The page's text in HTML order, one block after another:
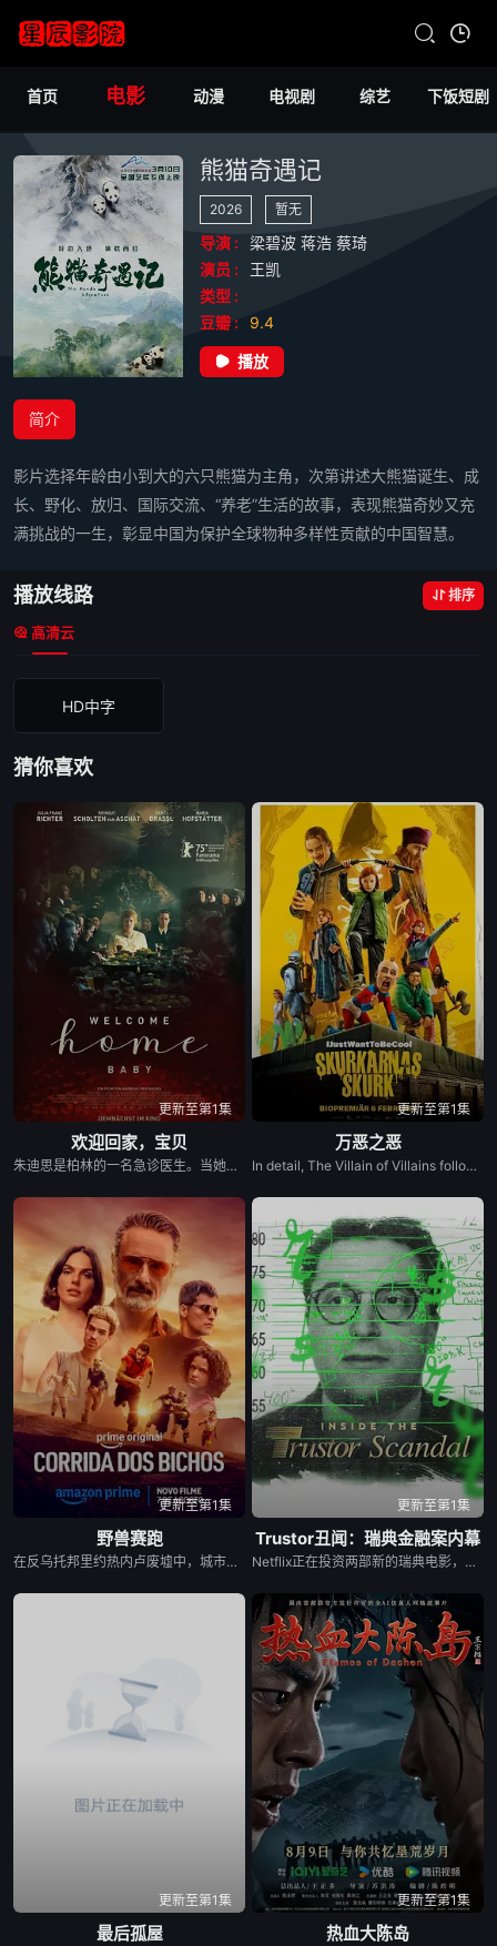
首页 电影 动漫 电视剧 综艺 下饭短剧
熊猫奇遇记
2026 暂无
导演 : 梁碧波 蒋浩 蔡琦
演员 :
王凯
类型 :
豆瓣 :
9.4
播放
简介
影片选择年龄由小到大的六只熊猫为主角，次第讲述大熊猫诞生、成
长、野化、放归、国际交流、“养老”生活的故事，表现熊猫奇妙又充
满挑战的一生，彰显中国为保护全球物种多样性贡献的中国智慧。
播放线路 排序
高清云
HD中字
猜你喜欢
更新至第1集
欢迎回家，宝贝
朱迪思是柏林的一名急诊医生。当她从奥地利的一家人那里继承了一栋房子，而这家人正是她在童年时期被送给的收养家庭时，她踏上了揭开自己身世之谜的旅程。然而，这一探寻最终变成了一场噩梦般的探索，不仅揭开了过去的面纱，还深入到了她灵魂深处的黑暗地带。
更新至第1集
万恶之恶
In detail, The Villain of Villains follows 12-year-old rebellious Stephanie, who dreams of becoming a superhero like her late mother but fails the entrance exam to the Hero School. She gets a second chance if she infiltrates the Villain School to retrieve a powerful artefact that's been stolen. At the Villain School, her loyalty is tested, and her search leads her to the Villai...
更新至第1集
野兽赛跑
在反乌托邦里约热内卢废墟中，城市被阶级斗争撕裂，人们沉迷于血腥竞技。一位抵抗运动领袖为拯救妹妹免于遭遇比死亡更惨烈的命运，被迫卷入一场暴力而高风险的竞赛。
更新至第1集
Trustor丑闻：瑞典金融案内幕
Netflix正在投资两部新的瑞典电影，其中包括Karin af Klintberg和Teresa Alldén关于瑞典最臭名昭著的生态犯罪之一的纪录片《Trustor》。在这里，约阿希姆·波斯纳走了出来，用他自己的话告诉了他关于信托丑闻的故事。卡琳·阿夫·克林特伯格问自己：“五个人怎么能骗了6亿，却仍然逍遥法外？”她在一份新闻稿中说：“是男人在欺骗这个系统，这是一个经典的猫捉老鼠游戏，金融部门也被骗了。无论这是一次聪明还是笨拙的抢劫，小偷都带着一个没有戴强盗面具或开一枪的宝箱逃走了。但也有受害者，我们不能忘记”。
更新至第1集
最后孤屋
更新至第1集
热血大陈岛